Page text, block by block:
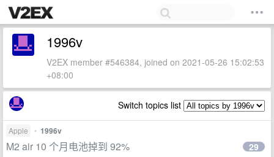
1996v
V2EX member #546384, joined on 2021-05-26 15:02:53
+08:00
Switch topics list
Apple • 1996v
M2 air 10 个月电池掉到 92% 29